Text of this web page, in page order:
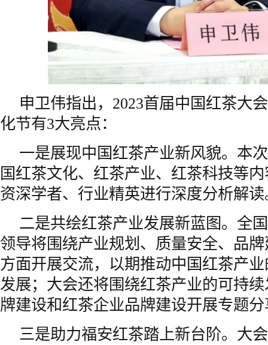
申卫伟指出，2023首届中国红茶大
化节有3大亮点：
一是展现中国红茶产业新风貌。本
国红茶文化、红茶产业、红茶科技等
资深学者、行业精英进行深度分析解读
二是共绘红茶产业发展新蓝图。全
领导将围绕产业规划、质量安全、品
方面开展交流，以期推动中国红茶产
发展；大会还将围绕红茶产业的可持
牌建设和红茶企业品牌建设开展专题
三是助力福安红茶踏上新台阶。大